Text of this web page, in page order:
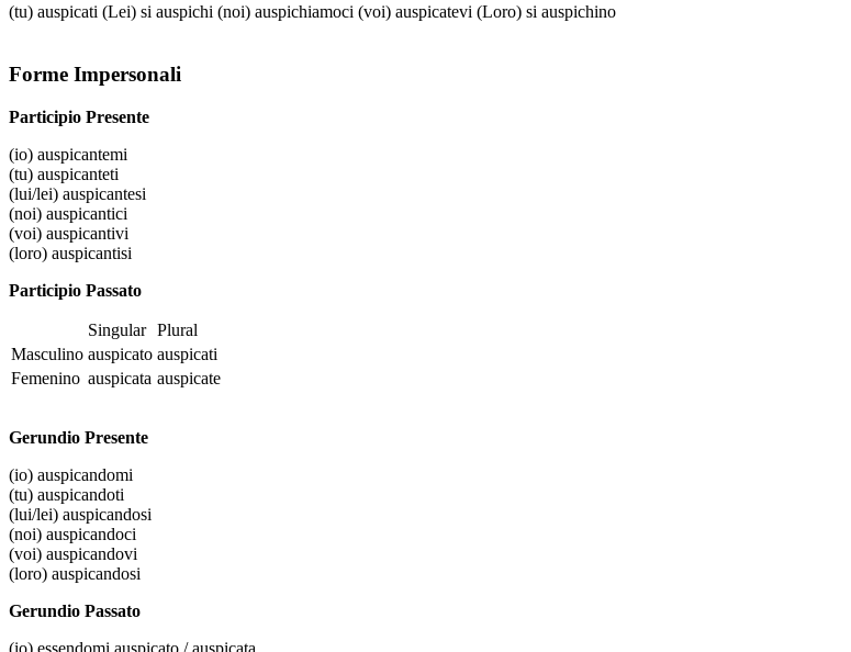
(tu) auspicati (Lei) si auspichi (noi) auspichiamoci (voi) auspicatevi (Loro) si auspichino
Forme Impersonali
Participio Presente
(io) auspicantemi
(tu) auspicanteti
(lui/lei) auspicantesi
(noi) auspicantici
(voi) auspicantivi
(loro) auspicantisi
Participio Passato
Singular Plural
Masculino auspicato auspicati
Femenino auspicata auspicate
Gerundio Presente
(io) auspicandomi
(tu) auspicandoti
(lui/lei) auspicandosi
(noi) auspicandoci
(voi) auspicandovi
(loro) auspicandosi
Gerundio Passato
(io) essendomi auspicato / auspicata